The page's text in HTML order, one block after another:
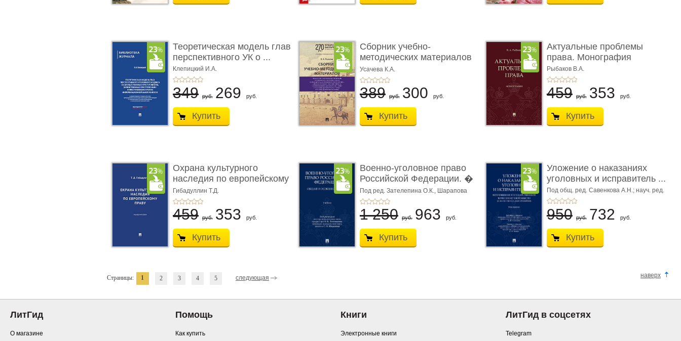
Теоретическая модель глав
перспективного УК о ...
Клепицкий И.А.
349 руб. 269 руб.
Купить
Сборник учебно-
методических материалов
по кур ...
Усачева К.А.
389 руб. 300 руб.
Купить
Актуальные проблемы
права. Монография
Рыбаков В.А.
459 руб. 353 руб.
Купить
Охрана культурного
наследия по европейскому
п ...
Гибадуллин Т.Д.
459 руб. 353 руб.
Купить
Военно-уголовное право
Российской Федерации. �
...
Под ред. Зателепина О.К., Шарапова
С.Н.
1 250 руб. 963 руб.
Купить
Уложение о наказаниях
уголовных и исправитель ...
Под общ. ред. Савенкова А.Н.; науч. ред.
и рук. авт. кол. Чучаев А.И.
950 руб. 732 руб.
Купить
Страницы: 1 2 3 4 5 следующая наверх
ЛитГид
О магазине
Помощь
Как купить
Книги
Электронные книги
ЛитГид в соцсетях
Telegram